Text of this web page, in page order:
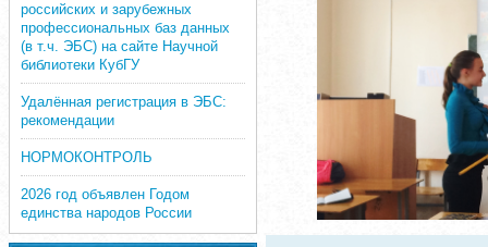
российских и зарубежных
профессиональных баз данных
(в т.ч. ЭБС) на сайте Научной
библиотеки КубГУ
Удалённая регистрация в ЭБС:
рекомендации
НОРМОКОНТРОЛЬ
2026 год объявлен Годом
единства народов России